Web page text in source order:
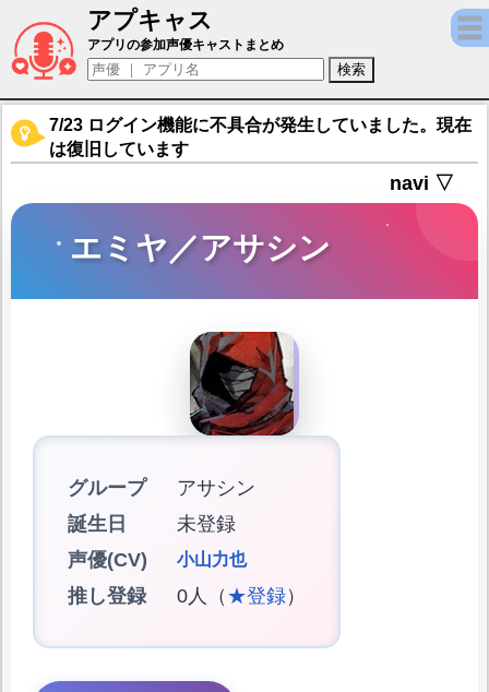
アプキャス
エミヤ／アサシン（声優：小山力也)【Fate/
アプリの参加声優キャストまとめ
7/23 ログイン機能に不具合が発生していました。現在
は復旧しています
navi ▽
エミヤ／アサシン
グループ
アサシン
誕生日
未登録
声優(CV)
小山力也
推し登録 0人（ ★登録）